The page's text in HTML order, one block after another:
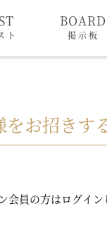
ト
BOARD
掲示板
お招きす
員の方はログイン